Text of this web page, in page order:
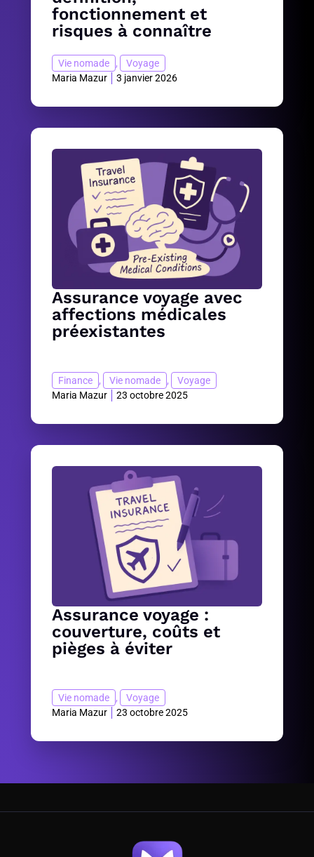
fonctionnement et
risques à connaître
Vie nomade ,
Voyage
Maria Mazur
3 janvier 2026
Assurance voyage avec
affections médicales
préexistantes
Finance , Vie nomade ,
Voyage
Maria Mazur
23 octobre 2025
Assurance voyage :
couverture, coûts et
pièges à éviter
Vie nomade ,
Voyage
Maria Mazur
23 octobre 2025